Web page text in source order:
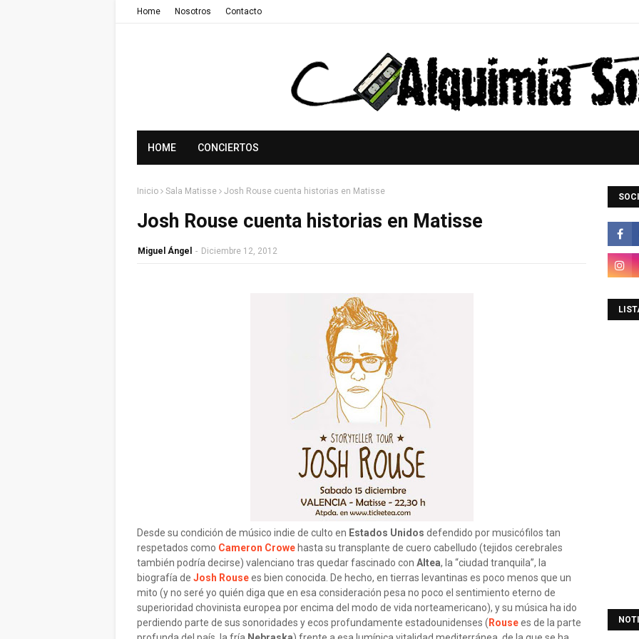
Home Nosotros Contacto
HOME CONCIERTOS
Inicio Sala Matisse Josh Rouse cuenta historias en Matisse
Josh Rouse cuenta historias en Matisse
Miguel Ángel - Diciembre 12, 2012
Desde su condición de músico indie de culto en Estados Unidos defendido por musicófilos tan
respetados como Cameron Crowe hasta su transplante de cuero cabelludo (tejidos cerebrales
también podría decirse) valenciano tras quedar fascinado con Altea, la “ciudad tranquila”, la
biografía de Josh Rousees bien conocida. De hecho, en tierras levantinas es poco menos que un
mito (y no seré yo quién diga que en esa consideración pesa no poco el sentimiento eterno de
superioridad chovinista europea por encima del modo de vida norteamericano), y su música ha ido
perdiendo parte de sus sonoridades y ecos profundamente estadounidenses ( Rousees de la parte